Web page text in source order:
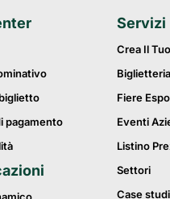
pagamento
Servizi
Crea Il
Biglietteria
Fiere
Eventi
Listino
Settori
Case